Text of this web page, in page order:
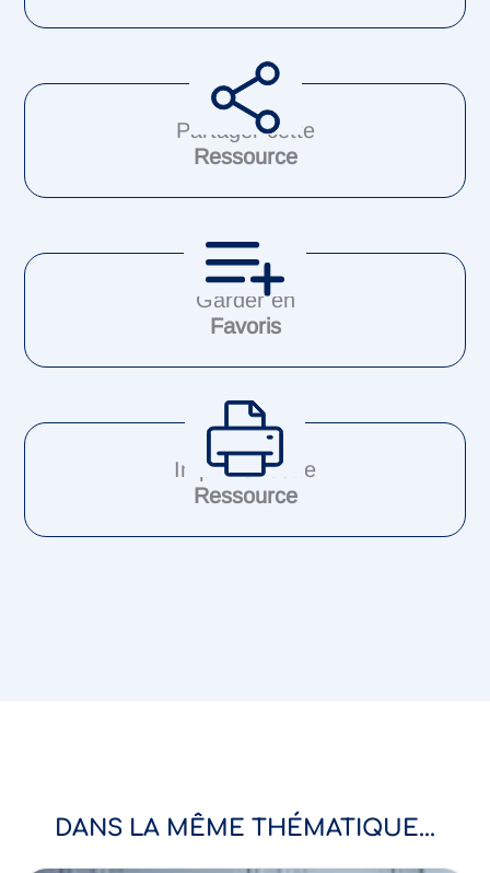
Partager cette
Ressource
Garder en
Favoris
Imprimer cette
Ressource
DANS LA MÊME THÉMATIQUE...
Compétences psycho-sociales